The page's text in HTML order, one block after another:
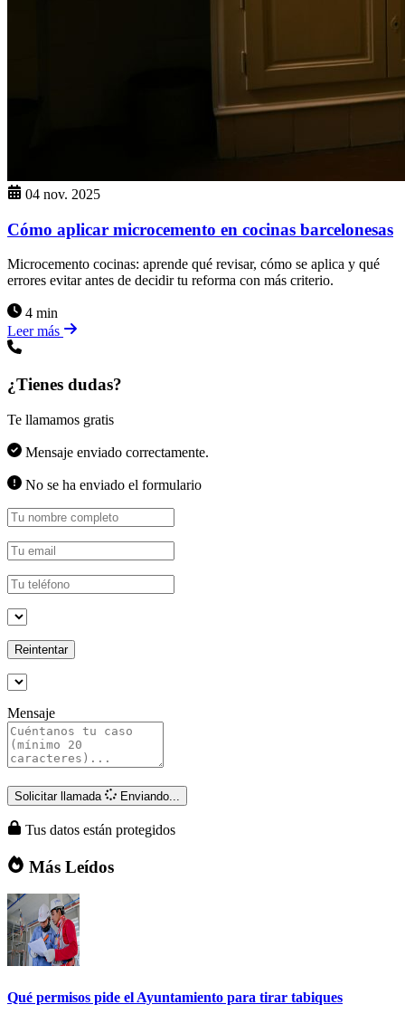
04 nov. 2025
Cómo aplicar microcemento en cocinas barcelonesas
Microcemento cocinas: aprende qué revisar, cómo se aplica y qué
errores evitar antes de decidir tu reforma con más criterio.
4 min
Leer más
¿Tienes dudas?
Te llamamos gratis
Mensaje enviado correctamente.
No se ha enviado el formulario
Reintentar
Mensaje
Solicitar llamada Enviando...
Tus datos están protegidos
Más Leídos
Qué permisos pide el Ayuntamiento para tirar tabiques